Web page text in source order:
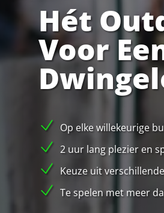
Hét
Voor
Op elke willekeurige
2 uur lang plezier en
Keuze uit
Te spelen met meer